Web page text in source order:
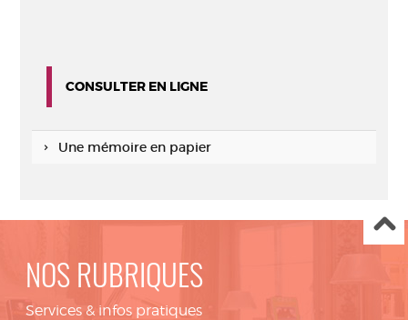
CONSULTER EN LIGNE
Une mémoire en papier
NOS RUBRIQUES
Services & infos pratiques